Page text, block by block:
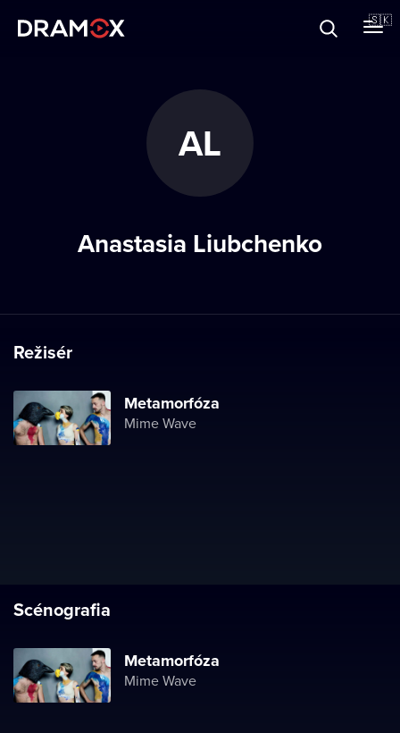
🇸🇰
AL
Anastasia Liubchenko
Režisér
Metamorfóza
Mime Wave
Scénografia
Metamorfóza
Mime Wave